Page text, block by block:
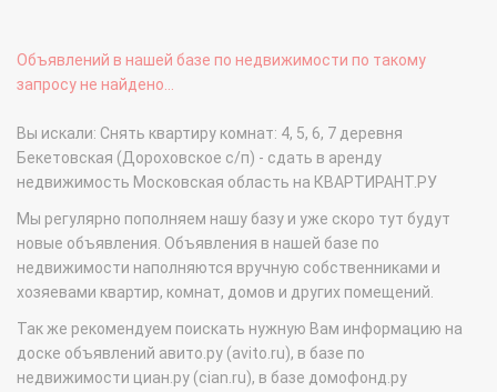
Объявлений в нашей базе по недвижимости по такому
запросу не найдено...
Вы искали: Снять квартиру комнат: 4, 5, 6, 7 деревня
Бекетовская (Дороховское с/п) - сдать в аренду
недвижимость Московская область на КВАРТИРАНТ.РУ
Мы регулярно пополняем нашу базу и уже скоро тут будут
новые объявления. Объявления в нашей базе по
недвижимости наполняются вручную собственниками и
хозяевами квартир, комнат, домов и других помещений.
Так же рекомендуем поискать нужную Вам информацию на
доске объявлений авито.ру (avito.ru), в базе по
недвижимости циан.ру (cian.ru), в базе домофонд.ру